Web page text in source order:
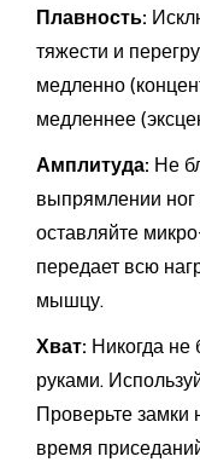
Плавность:
тяжести и
медленно
медленнее
Амплитуда: Не
выпрямлении
оставляйте
передает всю
мышцу.
Хват: Никогда
руками.
Проверьте замки
время